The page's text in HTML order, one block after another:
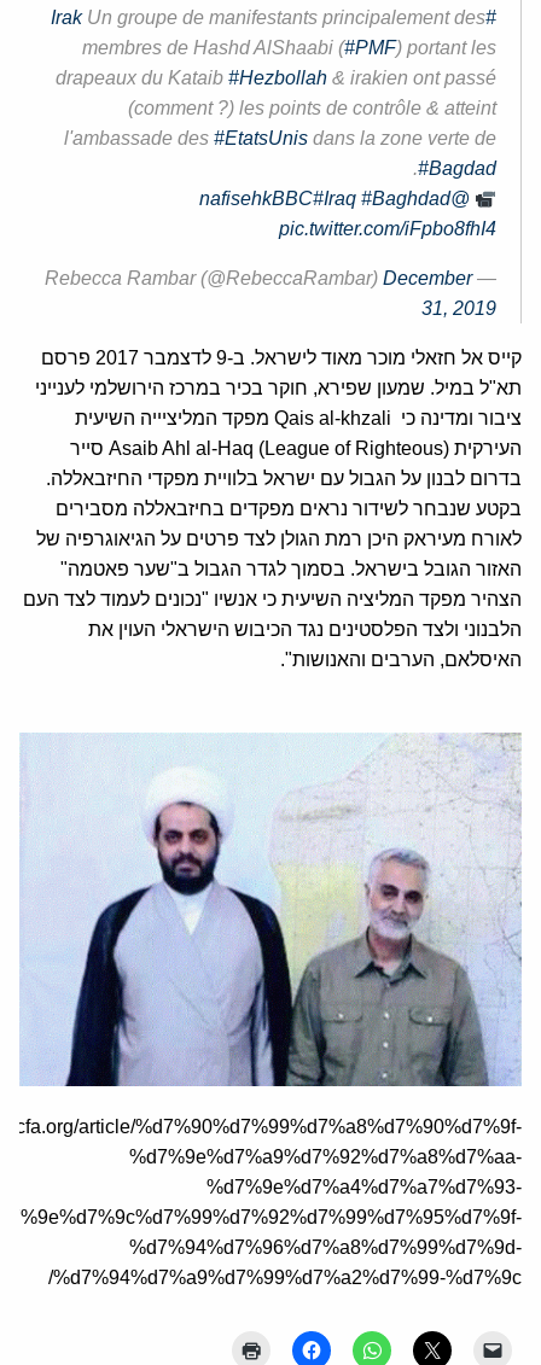
#Irak
Un groupe de manifestants principalement des
membres de Hashd AlShaabi (#PMF) portant les
drapeaux du Kataib #Hezbollah & irakien ont passé
(comment ?) les points de contrôle & atteint
l'ambassade des #EtatsUnis dans la zone verte de
#Bagdad
.
@nafisehkBBC
#Iraq #Baghdad
pic.twitter.com/iFpbo8fhI4
— Rebecca Rambar (@RebeccaRambar)
December
31, 2019
קייס אל חזאלי מוכר מאוד לישראל. ב-9 לדצמבר 2017 פרסם
תא"ל במיל. שמעון שפירא, חוקר בכיר במרכז הירושלמי לענייני
ציבור ומדינה כי Qais al-khzali מפקד המליציייה השיעית
העירקית Asaib Ahl al-Haq (League of Righteous) סייר
בדרום לבנון על הגבול עם ישראל בלוויית מפקדי החיזבאללה.
בקטע שנבחר לשידור נראים מפקדים בחיזבאללה מסבירים
לאורח מעיראק היכן רמת הגולן לצד פרטים על הגיאוגרפיה של
האזור הגובל בישראל. בסמוך לגדר הגבול ב"שער פאטמה"
הצהיר מפקד המליציה השיעית כי אנשיו "נכונים לעמוד לצד העם
הלבנוני ולצד הפלסטינים נגד הכיבוש הישראלי העוין את
האיסלאם, הערבים והאנושות".
article/%d7%90%d7%99%d7%a8%d7%90%d7%9f-
%d7%9e%d7%a9%d7%92%d7%a8%d7%aa-
%d7%9e%d7%a4%d7%a7%d7%93-
%d7%94%d7%96%d7%a8%d7%99%d7%9d-
%d7%94%d7%a9%d7%99%d7%a2%d7%99-%d7%9c/